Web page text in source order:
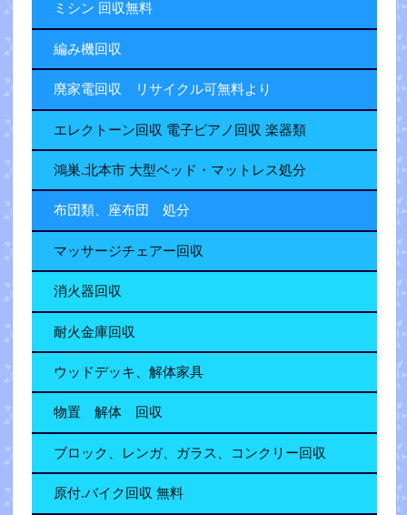
ミシン 回収無料
編み機回収
廃家電回収 リサイクル可無料より
エレクトーン回収 電子ピアノ回収 楽器類
鴻巣.北本市 大型ベッド・マットレス処分
布団類、座布団 処分
マッサージチェアー回収
消火器回収
耐火金庫回収
ウッドデッキ、解体家具
物置 解体 回収
ブロック、レンガ、ガラス、コンクリー回収
原付.バイク回収 無料